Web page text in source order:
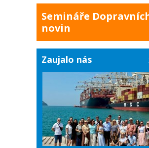
Semináře
novin
Zaujalo nás